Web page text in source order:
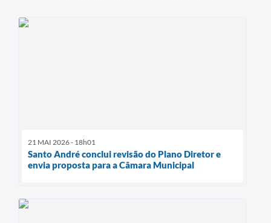
21 MAI 2026 - 18h01
Santo André conclui revisão do Plano Diretor e
envia proposta para a Câmara Municipal